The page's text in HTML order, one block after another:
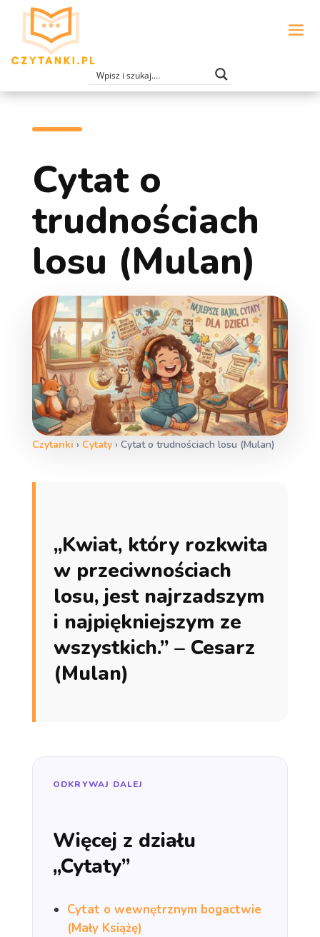
Cytat o
trudnościach
losu (Mulan)
Czytanki › Cytaty› Cytat o trudnościach losu (Mulan)
„Kwiat, który rozkwita
w przeciwnościach
losu, jest najrzadszym
i najpiękniejszym ze
wszystkich.” – Cesarz
(Mulan)
ODKRYWAJ DALEJ
Więcej z działu
„Cytaty”
Cytat o wewnętrznym bogactwie
(Mały Książę)